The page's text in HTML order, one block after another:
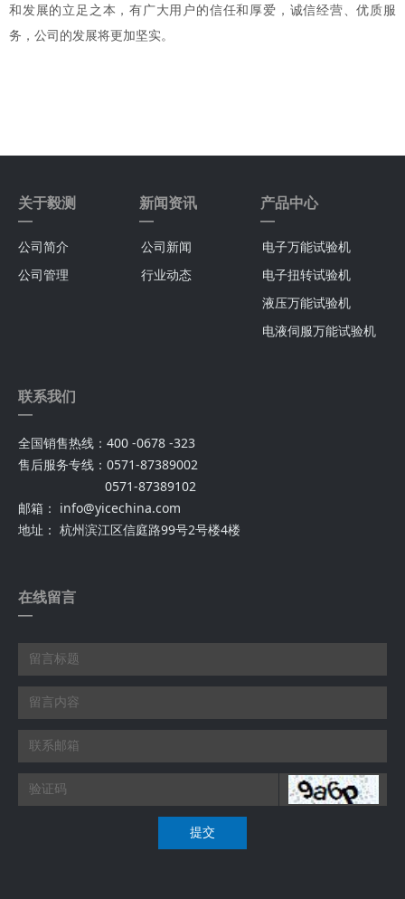
和发展的立足之本，有广大用户的信任和厚爱，诚信经营、优质服
务，公司的发展将更加坚实。
关于毅测
—
公司简介
公司管理
新闻资讯
—
公司新闻
行业动态
产品中心
—
电子万能试验机
电子扭转试验机
液压万能试验机
电液伺服万能试验机
联系我们
—
全国销售热线：400 -0678 -323
售后服务专线：0571-87389002
0571-87389102
邮箱： info@yicechina.com
地址： 杭州滨江区信庭路99号2号楼4楼
在线留言
—
提交